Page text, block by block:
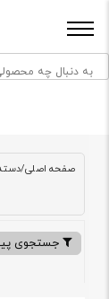
صفحه اصلی/
جستجوی پیشرفته